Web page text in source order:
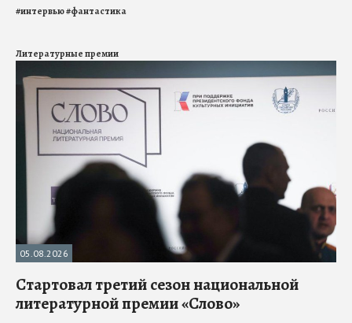
#интервью#фантастика
Литературные премии
05.08.2026
Стартовал третий сезон национальной
литературной премии «Слово»